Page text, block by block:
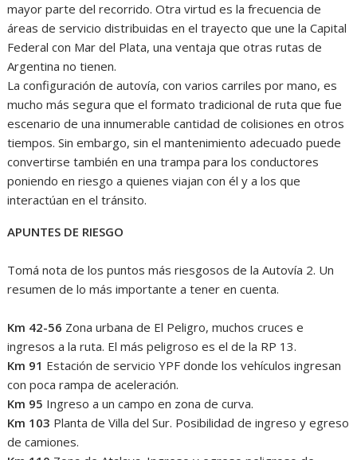
mayor parte del recorrido. Otra virtud es la frecuencia de
áreas de servicio distribuidas en el trayecto que une la Capital
Federal con Mar del Plata, una ventaja que otras rutas de
Argentina no tienen.
La configuración de autovía, con varios carriles por mano, es
mucho más segura que el formato tradicional de ruta que fue
escenario de una innumerable cantidad de colisiones en otros
tiempos. Sin embargo, sin el mantenimiento adecuado puede
convertirse también en una trampa para los conductores
poniendo en riesgo a quienes viajan con él y a los que
interactúan en el tránsito.
APUNTES DE RIESGO
Tomá nota de los puntos más riesgosos de la Autovía 2. Un
resumen de lo más importante a tener en cuenta.
Km 42-56 Zona urbana de El Peligro, muchos cruces e
ingresos a la ruta. El más peligroso es el de la RP 13.
Km 91 Estación de servicio YPF donde los vehículos ingresan
con poca rampa de aceleración.
Km 95 Ingreso a un campo en zona de curva.
Km 103 Planta de Villa del Sur. Posibilidad de ingreso y egreso
de camiones.